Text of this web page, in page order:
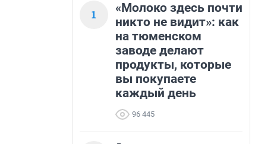
1
«Молоко здесь почти
никто не видит»: как
на тюменском
заводе делают
продукты, которые
вы покупаете
каждый день
96 445